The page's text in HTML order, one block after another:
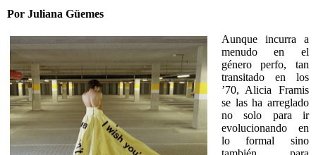
Por Juliana Güemes
Aunque incurra a
menudo en el
género perfo, tan
transitado en los
’70, Alicia Framis
se las ha arreglado
no solo para ir
evolucionando en
lo formal sino